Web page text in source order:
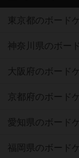
東京都のボード
神奈川県のボー
大阪府のボード
京都府のボード
愛知県のボード
福岡県のボード